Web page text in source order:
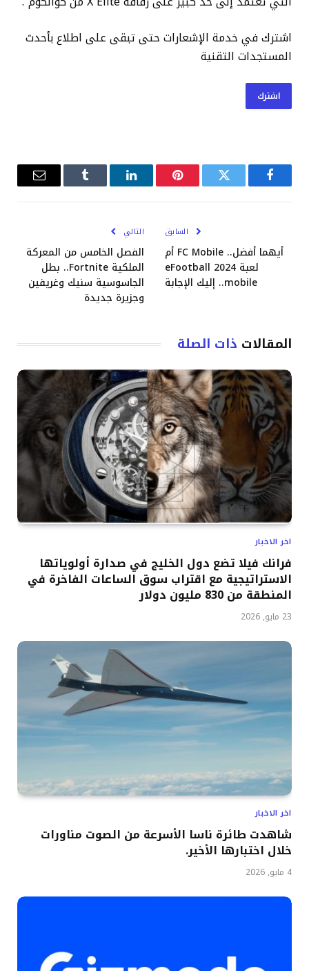
اشترك في خدمة الإشعارات حتى تبقى على اطلاع بأحدث
المستجدات التقنية
اشترك
فيسبوكتويتر بينتيريستلينكدإن Tumblrالبريد
السابق
أيهما أفضل.. FC Mobile أم
لعبة eFootball 2024
mobile.. إليك الإجابة
التالي
الفصل الخامس من المعركة
الملكية Fortnite.. بطل
الجاسوسية سنيك وغريفين
وجزيرة جديدة
المقالات ذات الصلة
اخر الاخبار
فرانك فيلا تضع دول الخليج في صدارة أولوياتها
الاستراتيجية مع اقتراب سوق الساعات الفاخرة في
المنطقة من 830 مليون دولار
23 مايو, 2026
اخر الاخبار
شاهدت طائرة ناسا الأسرعة من الصوت مناورات
خلال اختبارها الأخير.
4 مايو, 2026